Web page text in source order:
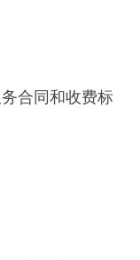
合同和收费标